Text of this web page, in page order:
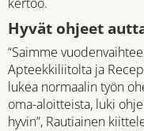
Hyvät ohjeet
“Saimme
Apteekkiliitolta ja
lukea normaalin työn
oma-aloitteista, luki
hyvin”, Rautiainen